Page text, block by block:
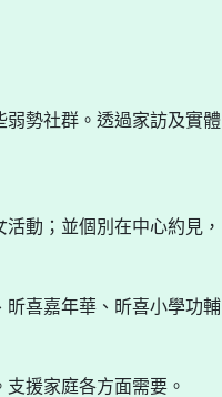
勢社群。透過家訪及實體
動；並個別在中心約見，
喜嘉年華、昕喜小學功輔
援家庭各方面需要。